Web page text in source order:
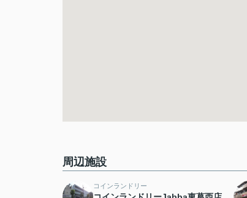
周辺施設
コインランドリー